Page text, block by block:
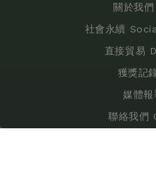
關於我
社會永續
直接貿易
獲獎記
媒體
聯絡我們